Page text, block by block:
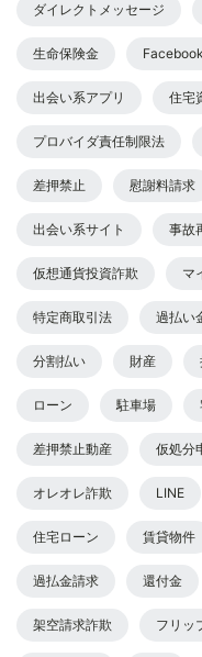
ダイレクトメッセージ
生命保険金 Facebook
出会い系アプリ 住宅
プロバイダ責任制限法
差押禁止 慰謝料請求
出会い系サイト 事故
仮想通貨投資詐欺 マ
特定商取引法 過払い
分割払い 財産
ローン 駐車場
差押禁止動産 仮処分
オレオレ詐欺 LINE
住宅ローン 賃貸物件
過払金請求 還付金
架空請求詐欺 フリッ